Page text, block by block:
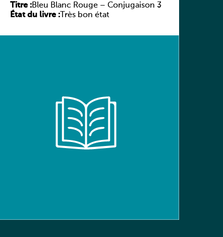
Titre :Bleu Blanc Rouge – Conjugaison 3
État du livre :Très bon état